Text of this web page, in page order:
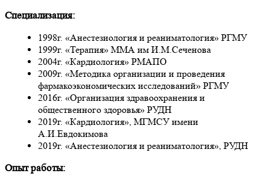
Специализация:
1998г. «Анестезиология и реаниматология» РГМУ
1999г. «Терапия» ММА им И.М.Сеченова
2004г. «Кардиология» РМАПО
2009г. «Методика организации и проведения
фармакоэкономических исследований» РГМУ
2016г. «Организация здравоохранения и
общественного здоровья» РУДН
2019г. «Кардиология», МГМСУ имени
А.И.Евдокимова
2019г. «Анестезиология и реаниматология», РУДН
Опыт работы: